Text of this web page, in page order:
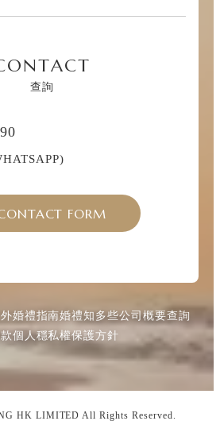
查詢
FORM
婚禮指南婚禮知多些公司概要查詢
個人穩私權保護方針
HK LIMITED All Rights Reserved.